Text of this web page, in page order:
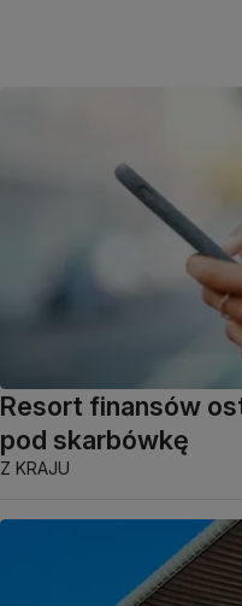
Resort finansów
pod skarbówkę
Z KRAJU